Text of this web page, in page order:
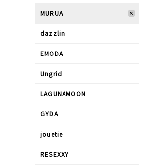
MURUA
dazzlin
EMODA
Ungrid
LAGUNAMOON
GYDA
jouetie
RESEXXY